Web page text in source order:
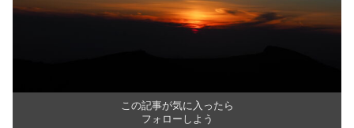
この記事が気に入ったら
フォローしよう